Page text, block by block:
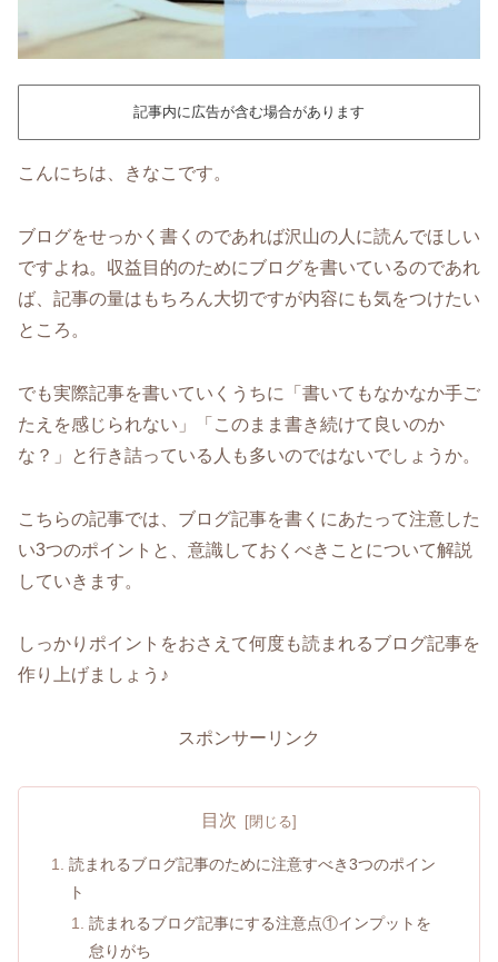
記事内に広告が含む場合があります
こんにちは、きなこです。
ブログをせっかく書くのであれば沢山の人に読んでほしい
ですよね。収益目的のためにブログを書いているのであれ
ば、記事の量はもちろん大切ですが内容にも気をつけたい
ところ。
でも実際記事を書いていくうちに「書いてもなかなか手ご
たえを感じられない」「このまま書き続けて良いのか
な？」と行き詰っている人も多いのではないでしょうか。
こちらの記事では、ブログ記事を書くにあたって注意した
い3つのポイントと、意識しておくべきことについて解説
していきます。
しっかりポイントをおさえて何度も読まれるブログ記事を
作り上げましょう♪
スポンサーリンク
目次
読まれるブログ記事のために注意すべき3つのポイン
ト
読まれるブログ記事にする注意点①インプットを
怠りがち